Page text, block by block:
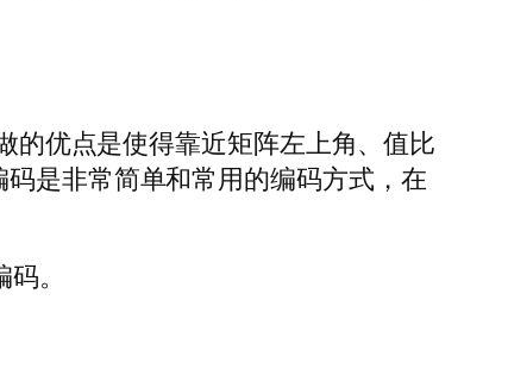
的优点是使得靠近矩阵左上角、值比
是非常简单和常用的编码方式，在
。